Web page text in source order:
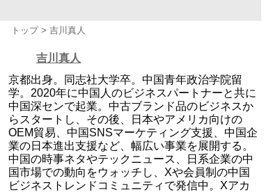
トップ 吉川真人
吉川真人
京都出身。同志社大学卒。中国青年政治学院留
学。2020年に中国人のビジネスパートナーと共に
中国深センで起業。中古ブランド品のビジネスか
らスタートし、その後、日本やアメリカ向けの
OEM貿易、中国SNSマーケティング支援、中国企
業の日本進出支援など、幅広い事業を展開する。
中国の時事ネタやテックニュース、日系企業の中
国市場での動向をウォッチし、Xや会員制の中国
ビジネストレンドコミュニティで発信中。Xアカ